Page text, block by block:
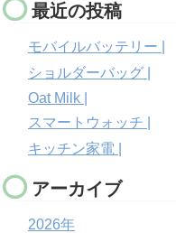
最近の投稿
モバイルバッテリー |
ショルダーバッグ |
Oat Milk |
スマートウォッチ |
キッチン家電 |
アーカイブ
2026年